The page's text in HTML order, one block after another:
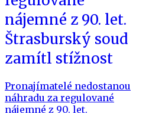
nájemné z 90. let.
Štrasburský soud
zamítl stížnost
Pronajímatelé nedostanou
náhradu za regulované
nájemné z 90. let.